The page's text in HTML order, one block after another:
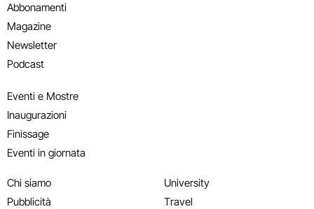
Abbonamenti
Magazine
Newsletter
Podcast
Eventi e Mostre
Inaugurazioni
Finissage
Eventi in giornata
Chi siamo
Pubblicità
University
Travel